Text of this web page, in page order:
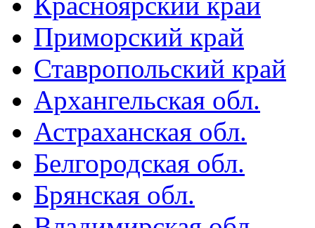
Приморский край
Ставропольский край
Архангельская обл.
Астраханская обл.
Белгородская обл.
Брянская обл.